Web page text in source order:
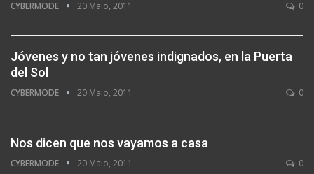
CYBERMODE 20 Maio, 2011 0
Jóvenes y no tan jóvenes indignados, en la Puerta
del Sol
CYBERMODE 20 Maio, 2011 0
Nos dicen que nos vayamos a casa
CYBERMODE 20 Maio, 2011 0